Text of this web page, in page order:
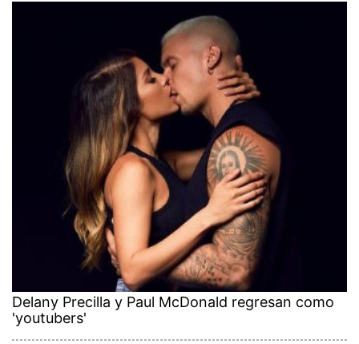
Delany Precilla y Paul McDonald regresan como
'youtubers'